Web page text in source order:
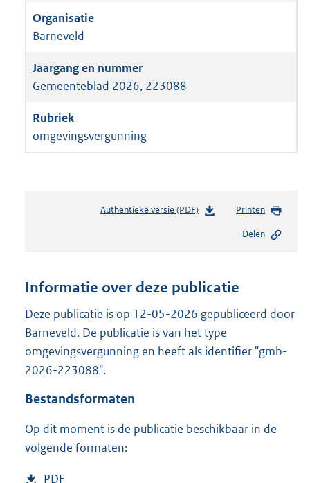
Barneveld
Gemeenteblad 2026, 223088
omgevingsvergunning
Authentieke versie (PDF)b
n
s
r
o
:
Printen
Delen
Informatie over deze publicatie
Deze publicatie is op 12-05-2026 gepubliceerd door
Barneveld. De publicatie is van het type
omgevingsvergunning en heeft als identifier "gmb-
2026-223088".
Bestandsformaten
Op dit moment is de publicatie beschikbaar in de
volgende formaten:
D
PDF